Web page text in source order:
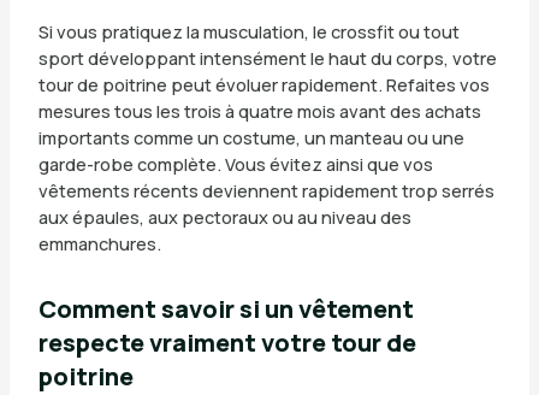
Si vous pratiquez la musculation, le crossfit ou tout
sport développant intensément le haut du corps, votre
tour de poitrine peut évoluer rapidement. Refaites vos
mesures tous les trois à quatre mois avant des achats
importants comme un costume, un manteau ou une
garde-robe complète. Vous évitez ainsi que vos
vêtements récents deviennent rapidement trop serrés
aux épaules, aux pectoraux ou au niveau des
emmanchures.
Comment savoir si un vêtement
respecte vraiment votre tour de
poitrine